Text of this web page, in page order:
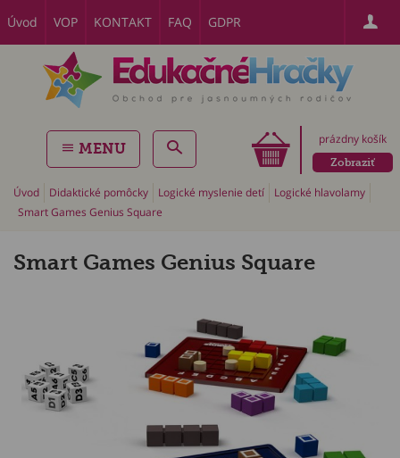
Úvod VOP KONTAKT FAQ GDPR
prázdny košík
Zobraziť
MENU
Úvod Didaktické pomôcky Logické myslenie detí
Logické hlavolamy
Smart Games Genius Square
Smart Games Genius Square